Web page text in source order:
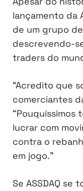
lançamento da
de um grupo
descrevendo-
traders do
“Acredito que
comerciantes
“Pouquíssimos
lucrar com
contra o
em jogo.”
Se ASSDAQ se